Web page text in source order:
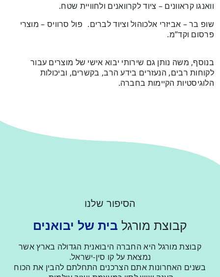
וואנגו קראוונים – ציוד לקרוואנים ולחוויית שטח.
שופ בר – אביזרי אלכוהול וציוד לברים. פול סרוויס – מוצרי
פרסום וקד”מ.
בנוסף, משה נותן גם שירותי יבוא אישי של מוצרים עבור
לקוחות רבים, הנעזרים בידע הרב, בקשרים, וביכולות
הלוגיסטיות הקיימות בחברה.
הסיפור שלנו
קבוצת מורגל בית של יבואנים
קבוצת מורגל היא החברה היבואנית הגדולה בארץ אשר
נמצאת על קו סין-ישראל.
בשנים האחרונות אתם הצרכנים התחלתם להבין את הכוח